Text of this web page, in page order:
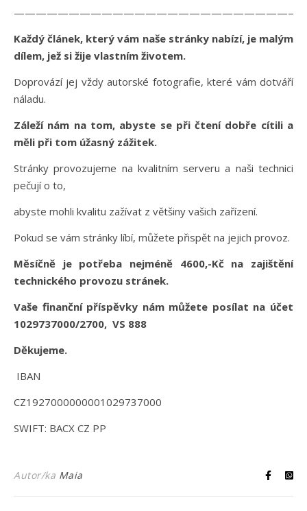
Každý článek, který vám naše stránky nabízí, je malým
dílem, jež si žije vlastním životem.
Doprovází jej vždy autorské fotografie, které vám dotváří
náladu.
Záleží nám na tom, abyste se při čtení dobře cítili a
měli při tom úžasný zážitek.
Stránky provozujeme na kvalitním serveru a naši technici
pečují o to,
abyste mohli kvalitu zažívat z většiny vašich zařízení.
Pokud se vám stránky líbí, můžete přispět na jejich provoz.
Měsíčně je potřeba nejméně 4600,-Kč na zajištění
technického provozu stránek.
Vaše finanční příspěvky nám můžete posílat na účet
1029737000/2700, VS 888
Děkujeme.
IBAN
CZ1927000000001029737000
SWIFT: BACX CZ PP
Autor/ka Maia